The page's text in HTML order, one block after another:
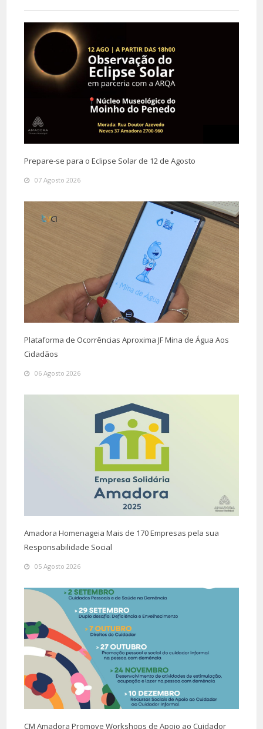
Prepare-se para o Eclipse Solar de 12 de Agosto
07 Agosto 2026
Plataforma de Ocorrências Aproxima JF Mina de Água Aos
Cidadãos
06 Agosto 2026
Amadora Homenageia Mais de 170 Empresas pela sua
Responsabilidade Social
05 Agosto 2026
CM Amadora Promove Workshops de Apoio ao Cuidador